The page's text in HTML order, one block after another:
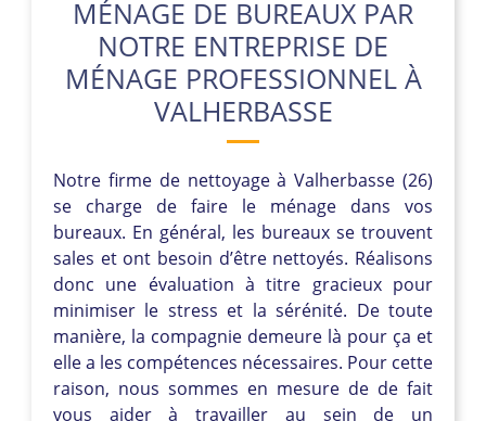
MÉNAGE DE BUREAUX PAR
NOTRE ENTREPRISE DE
MÉNAGE PROFESSIONNEL À
VALHERBASSE
Notre firme de nettoyage à Valherbasse (26)
se charge de faire le ménage dans vos
bureaux. En général, les bureaux se trouvent
sales et ont besoin d’être nettoyés. Réalisons
donc une évaluation à titre gracieux pour
minimiser le stress et la sérénité. De toute
manière, la compagnie demeure là pour ça et
elle a les compétences nécessaires. Pour cette
raison, nous sommes en mesure de de fait
vous aider à travailler au sein de un